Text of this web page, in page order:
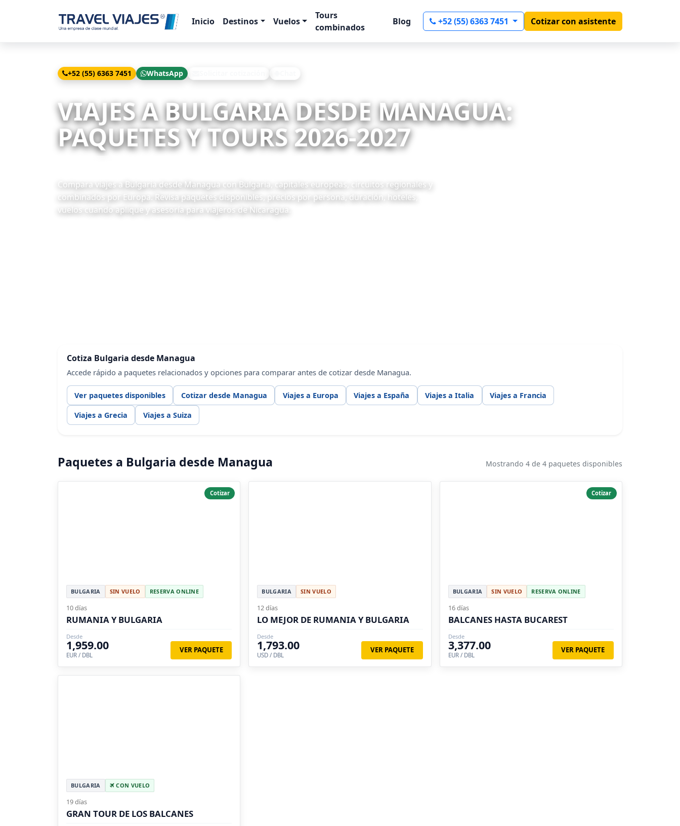
Inicio Destinos Vuelos
Tours
combinados
Blog +52 (55) 6363 7451 Cotizar con asistente
+52 (55) 6363 7451 WhatsApp
VIAJES A BULGARIA DESDE MANAGUA:
PAQUETES Y TOURS 2026-2027
Compara viajes a Bulgaria desde Managua con Bulgaria, capitales europeas, circuitos regionales y
combinados por Europa. Revisa paquetes disponibles, precios por persona, duración, hoteles,
vuelos cuando aplique y asesoría para viajeros de Nicaragua.
Cotiza Bulgaria desde Managua
Accede rápido a paquetes relacionados y opciones para comparar antes de cotizar desde Managua.
Ver paquetes disponibles Cotizar desde Managua Viajes a Europa Viajes a España Viajes a Italia Viajes a Francia
Viajes a Grecia Viajes a Suiza
Paquetes a Bulgaria desde Managua Mostrando 4 de 4 paquetes disponibles
Cotizar
BULGARIA SIN VUELO RESERVA ONLINE
10 días
RUMANIA Y BULGARIA
Desde
1,959.00
EUR / DBL
VER PAQUETE
BULGARIA SIN VUELO
12 días
LO MEJOR DE RUMANIA Y BULGARIA
Desde
1,793.00
USD / DBL
VER PAQUETE
Cotizar
BULGARIA SIN VUELO RESERVA ONLINE
16 días
BALCANES HASTA BUCAREST
Desde
3,377.00
EUR / DBL
VER PAQUETE
BULGARIA CON VUELO
19 días
GRAN TOUR DE LOS BALCANES